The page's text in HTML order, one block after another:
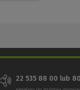
22 535 88 00 lub